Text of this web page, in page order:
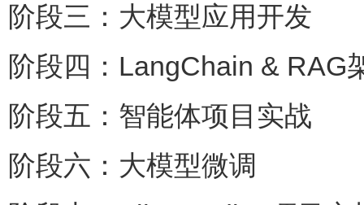
阶段三：大模型应用开发
阶段四：LangChain & RAG
阶段五：智能体项目实战
阶段六：大模型微调